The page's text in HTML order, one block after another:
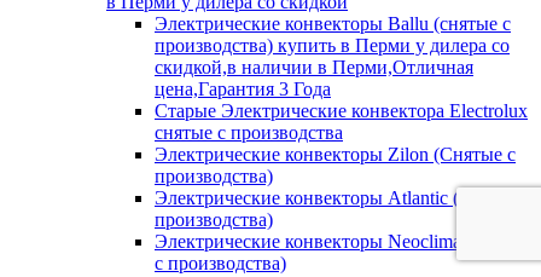
Электрические конвекторы Ballu (снятые с
производства) купить в Перми у дилера со
скидкой,в наличии в Перми,Отличная
цена,Гарантия 3 Года
Старые Электрические конвектора Electrolux
снятые с производства
Электрические конвекторы Zilon (Снятые с
производства)
Электрические конвекторы Atlantic (Сняты с
производства)
Электрические конвекторы Neoclima (Сняты
с производства)